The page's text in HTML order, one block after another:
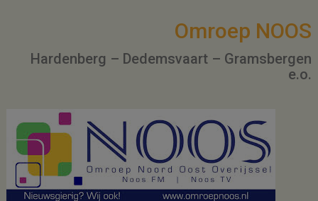
Omroep NOOS
Hardenberg – Dedemsvaart – Gramsbergen
e.o.